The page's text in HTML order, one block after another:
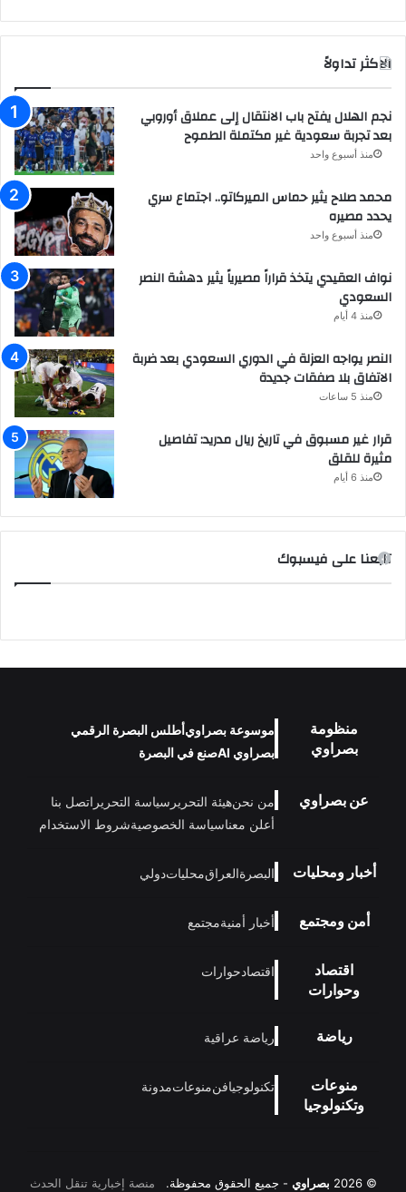
الاكثر تداولاً
نجم الهلال يفتح باب الانتقال إلى عملاق أوروبي
بعد تجربة سعودية غير مكتملة الطموح
منذ أسبوع واحد
محمد صلاح يثير حماس الميركاتو.. اجتماع سري
يحدد مصيره
منذ أسبوع واحد
نواف العقيدي يتخذ قراراً مصيرياً يثير دهشة النصر
السعودي
منذ 4 أيام
النصر يواجه العزلة في الدوري السعودي بعد ضربة
الاتفاق بلا صفقات جديدة
منذ 5 ساعات
قرار غير مسبوق في تاريخ ريال مدريد: تفاصيل
مثيرة للقلق
منذ 6 أيام
تابعنا على فيسبوك
منظومة
بصراوي
موسوعة بصراويأطلس البصرة الرقمي
بصراوي AI
صنع في البصرة
عن بصراوي من نحنهيئة التحرير سياسة التحرير اتصل بنا
أعلن معناسياسة الخصوصيةشروط الاستخدام
أخبار ومحليات البصرةالعراقمحلياتدولي
أمن ومجتمع أخبار أمنيةمجتمع
اقتصاد
وحوارات
اقتصادحوارات
رياضة رياضة عراقية
منوعات
وتكنولوجيا
تكنولوجيافنمنوعاتمدونة
© 2026 بصراوي - جميع الحقوق محفوظة. منصة إخبارية تنقل الحدث